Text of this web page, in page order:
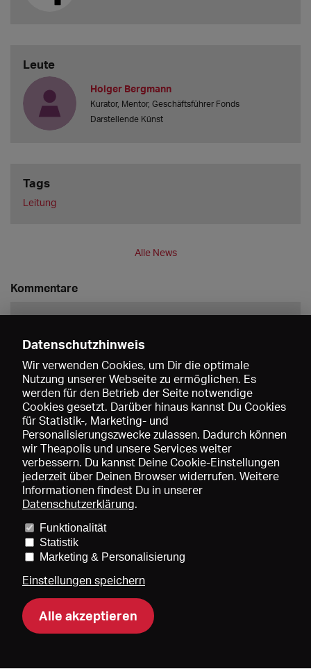
Leute
Holger Bergmann
Kurator, Mentor, Geschäftsführer Fonds
Darstellende Künst
Tags
Leitung
Alle News
Kommentare
Speichern
Preise und Mitgliedschaften
Mediadaten
Über uns Impressum
DE
Datenschutzhinweis
Wir verwenden Cookies, um Dir die optimale
Nutzung unserer Webseite zu ermöglichen. Es
werden für den Betrieb der Seite notwendige
Cookies gesetzt. Darüber hinaus kannst Du Cookies
für Statistik-, Marketing- und
Personalisierungszwecke zulassen. Dadurch können
wir Theapolis und unsere Services weiter
verbessern. Du kannst Deine Cookie-Einstellungen
jederzeit über Deinen Browser widerrufen. Weitere
Informationen findest Du in unserer
Datenschutzerklärung.
Funktionalität
Statistik
Marketing & Personalisierung
Einstellungen speichern
Alle akzeptieren